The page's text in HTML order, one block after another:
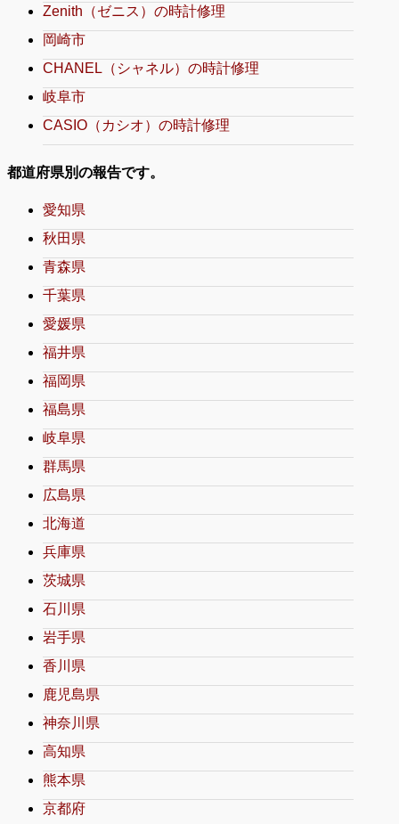
Zenith（ゼニス）の時計修理
岡崎市
CHANEL（シャネル）の時計修理
岐阜市
CASIO（カシオ）の時計修理
都道府県別の報告です。
愛知県
秋田県
青森県
千葉県
愛媛県
福井県
福岡県
福島県
岐阜県
群馬県
広島県
北海道
兵庫県
茨城県
石川県
岩手県
香川県
鹿児島県
神奈川県
高知県
熊本県
京都府